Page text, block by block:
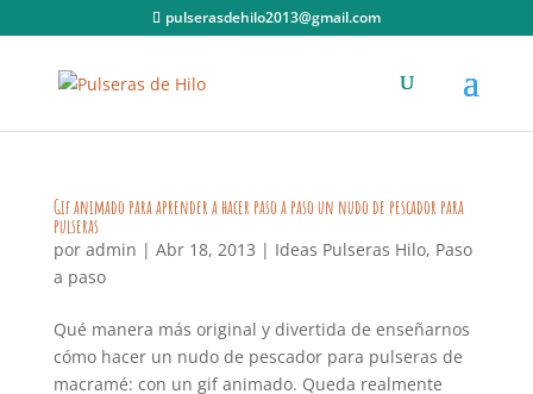
pulserasdehilo2013@gmail.com
Gif animado para aprender a hacer paso a paso un nudo de pescador para
pulseras
por admin | Abr 18, 2013 | Ideas Pulseras Hilo, Paso
a paso
Qué manera más original y divertida de enseñarnos
cómo hacer un nudo de pescador para pulseras de
macramé: con un gif animado. Queda realmente